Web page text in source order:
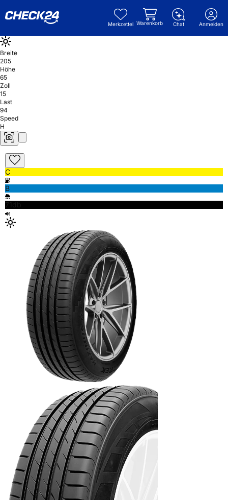
Merkzettel Warenkorb Chat Anmelden
Breite
205
Höhe
65
Zoll
15
Last
94
Speed
H
C
B
71db